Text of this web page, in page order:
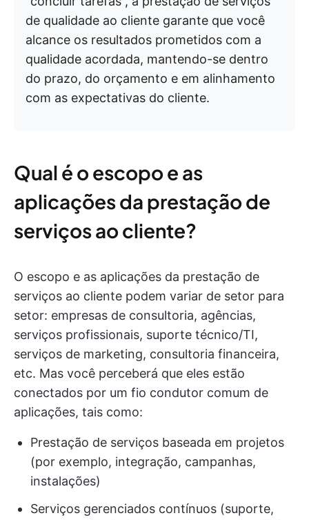
de qualidade ao cliente garante que você
alcance os resultados prometidos com a
qualidade acordada, mantendo-se dentro
do prazo, do orçamento e em alinhamento
com as expectativas do cliente.
Qual é o escopo e as
aplicações da prestação de
serviços ao cliente?
O escopo e as aplicações da prestação de
serviços ao cliente podem variar de setor para
setor: empresas de consultoria, agências,
serviços profissionais, suporte técnico/TI,
serviços de marketing, consultoria financeira,
etc. Mas você perceberá que eles estão
conectados por um fio condutor comum de
aplicações, tais como:
Prestação de serviços baseada em projetos
(por exemplo, integração, campanhas,
instalações)
Serviços gerenciados contínuos (suporte,